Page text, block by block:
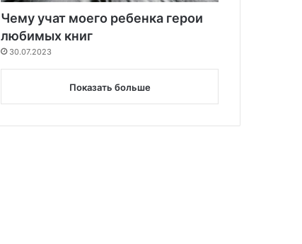
Чему учат моего ребенка герои
любимых книг
30.07.2023
Показать больше